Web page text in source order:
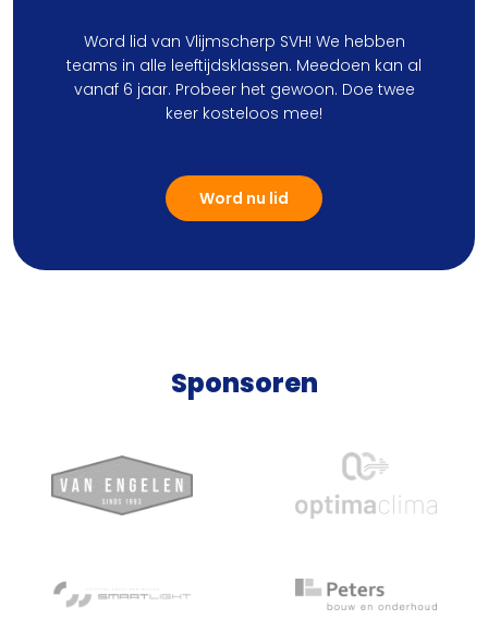
Word lid van Vlijmscherp SVH! We hebben
teams in alle leeftijdsklassen. Meedoen kan al
vanaf 6 jaar. Probeer het gewoon. Doe twee
keer kosteloos mee!
Word nu lid
Sponsoren